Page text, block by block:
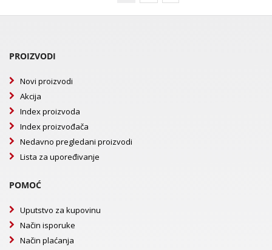
PROIZVODI
Novi proizvodi
Akcija
Index proizvoda
Index proizvođača
Nedavno pregledani proizvodi
Lista za upoređivanje
POMOĆ
Uputstvo za kupovinu
Način isporuke
Način plaćanja